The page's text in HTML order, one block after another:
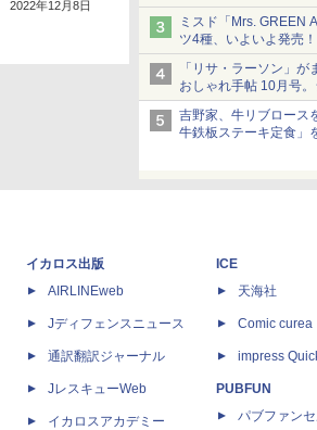
ミスド「Mrs. GREEN
ツ4種、いよいよ発売！
「リサ・ラーソン」
おしゃれ手帖 10月号
ザイン
吉野家、牛リブロース
牛鉄板ステーキ定食」
2022年12月8日
イカロス出版
AIRLINEweb
Jディフェンスニュース
通訳翻訳ジャーナル
JレスキューWeb
イカロスアカデミー
ICE
天海社
Comic curea
impress
PUBFUN
パブファン